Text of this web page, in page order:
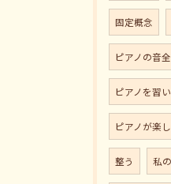
固定概念
ピアノの音
ピアノを習
ピアノが楽
整う 私